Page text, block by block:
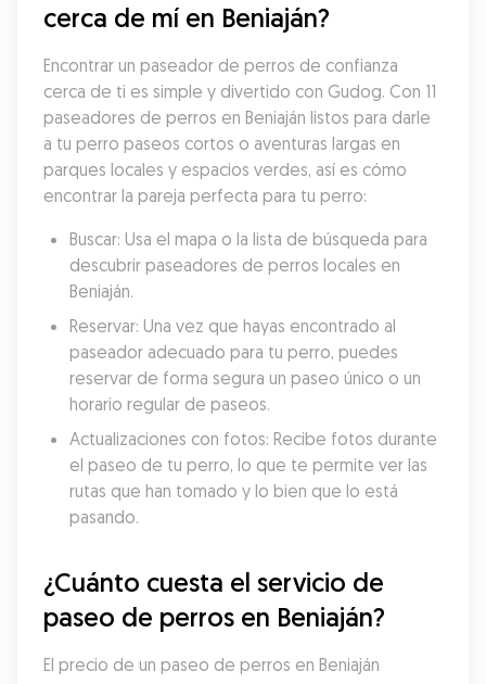
cerca de mí en Beniaján?
Encontrar un paseador de perros de confianza
cerca de ti es simple y divertido con Gudog. Con 11
paseadores de perros en Beniaján listos para darle
a tu perro paseos cortos o aventuras largas en
parques locales y espacios verdes, así es cómo
encontrar la pareja perfecta para tu perro:
Buscar: Usa el mapa o la lista de búsqueda para
descubrir paseadores de perros locales en
Beniaján.
Reservar: Una vez que hayas encontrado al
paseador adecuado para tu perro, puedes
reservar de forma segura un paseo único o un
horario regular de paseos.
Actualizaciones con fotos: Recibe fotos durante
el paseo de tu perro, lo que te permite ver las
rutas que han tomado y lo bien que lo está
pasando.
¿Cuánto cuesta el servicio de
paseo de perros en Beniaján?
El precio de un paseo de perros en Beniaján